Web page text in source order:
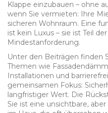
Klappe einzubauen – ohne
wenn Sie vermieten: Ihre
sicheren Wohnraum. Eine
ist kein Luxus – sie ist Teil
Mindestanforderung.
Unter den Beiträgen finden
Themen wie
Installationen und
gemeinsamen Fokus:
langfristiger Wert. Die
Sie ist eine unsichtbare,